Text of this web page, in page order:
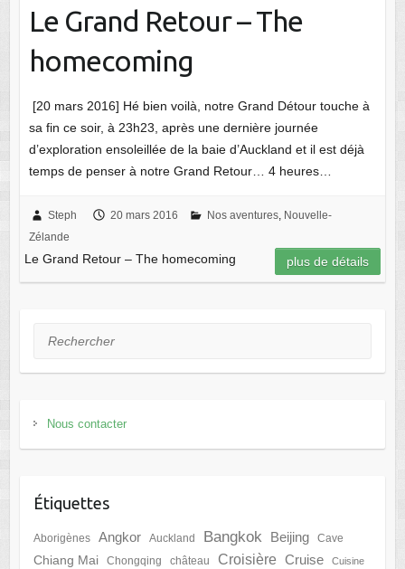
Le Grand Retour – The
homecoming
[20 mars 2016] Hé bien voilà, notre Grand Détour touche à
sa fin ce soir, à 23h23, après une dernière journée
d’exploration ensoleillée de la baie d’Auckland et il est déjà
temps de penser à notre Grand Retour… 4 heures…
Steph 20 mars 2016 Nos aventures, Nouvelle-
Zélande
Le Grand Retour – The homecoming plus de détails
Rechercher
Nous contacter
Étiquettes
Aborigènes Angkor Auckland Bangkok Beijing Cave
Chiang Mai Chongqing château Croisière Cruise Cuisine